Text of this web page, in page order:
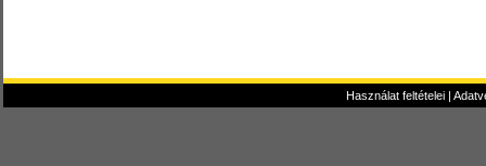
Használat feltételei|